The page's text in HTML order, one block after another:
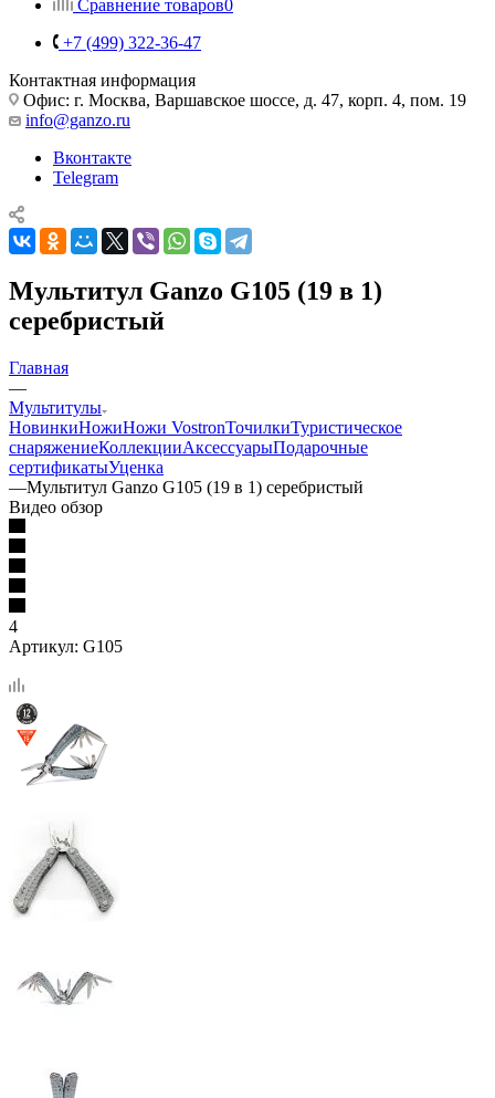
Сравнение товаров0
+7 (499) 322-36-47
Контактная информация
Офис: г. Москва, Варшавское шоссе, д. 47, корп. 4, пом. 19
info@ganzo.ru
Вконтакте
Telegram
Мультитул Ganzo G105 (19 в 1)
серебристый
Главная
—
Мультитулы
НовинкиНожиНожи VostronТочилкиТуристическое
снаряжениеКоллекцииАксессуарыПодарочные
сертификатыУценка
—Мультитул Ganzo G105 (19 в 1) серебристый
Видео обзор
4
Артикул: G105